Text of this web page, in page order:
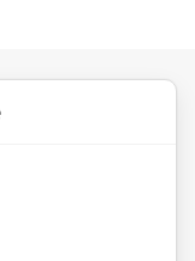
de servicios